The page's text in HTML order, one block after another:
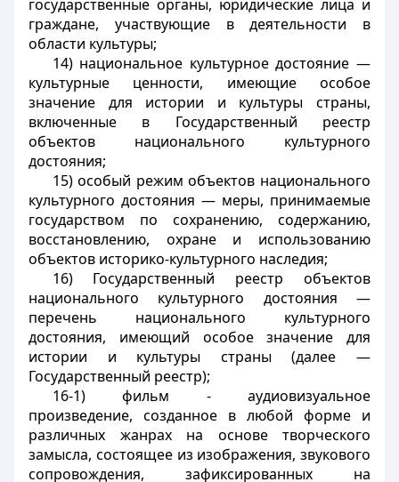
государственные органы, юридические лица и
граждане, участвующие в деятельности в
области культуры;
14) национальное культурное достояние —
культурные ценности, имеющие особое
значение для истории и культуры страны,
включенные в Государственный реестр
объектов национального культурного
достояния;
15) особый режим объектов национального
культурного достояния — меры, принимаемые
государством по сохранению, содержанию,
восстановлению, охране и использованию
объектов историко-культурного наследия;
16) Государственный реестр объектов
национального культурного достояния —
перечень национального культурного
достояния, имеющий особое значение для
истории и культуры страны (далее —
Государственный реестр);
16-1) фильм - аудиовизуальное
произведение, созданное в любой форме и
различных жанрах на основе творческого
замысла, состоящее из изображения, звукового
сопровождения, зафиксированных на